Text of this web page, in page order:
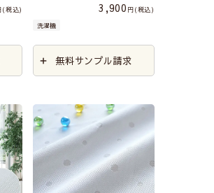
税込
3,900
税込
洗濯機
無料サンプル請求